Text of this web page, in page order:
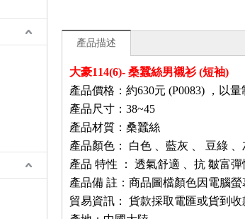
產品描述
大豪114(6)- 桑蠶絲男襯衫 (短袖)
產品價格：約630元 (P0083)
，以
產品尺寸：38~45
產品材質：桑蠶絲
產品顏色：
白色 、藍灰 豆綠
產品 特性 ： 透氣舒適 、抗 皺富彈
產品備 註：商品圖檔顏色因電腦螢
貿易資訊 ： 貨款採取電匯或貨到